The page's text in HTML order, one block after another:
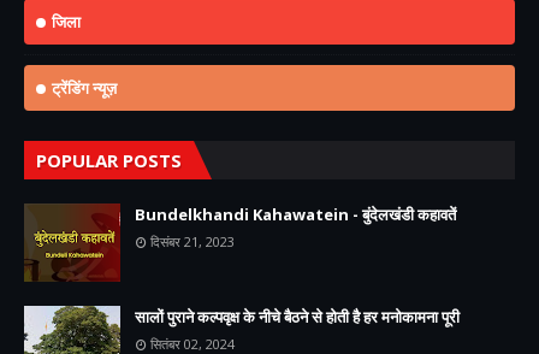
जिला
ट्रेंडिंग न्यूज़
POPULAR POSTS
Bundelkhandi Kahawatein - बुंदेलखंडी कहावतें
दिसंबर 21, 2023
सालों पुराने कल्पवृक्ष के नीचे बैठने से होती है हर मनोकामना पूरी
सितंबर 02, 2024